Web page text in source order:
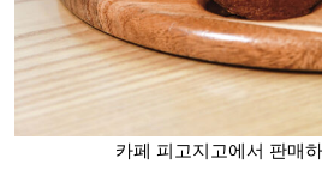
카페 피고지고에서 판매